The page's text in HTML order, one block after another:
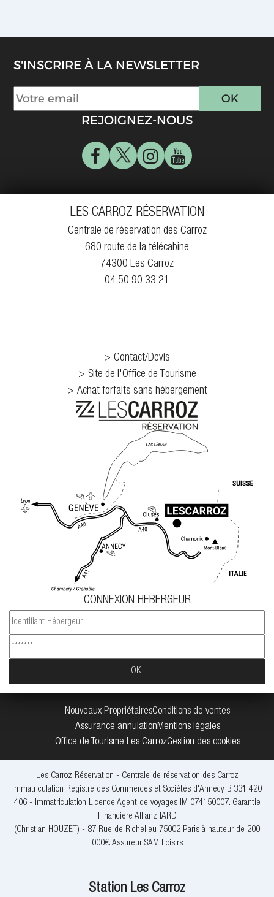
S'INSCRIRE À LA NEWSLETTER
REJOIGNEZ-NOUS
LES CARROZ RÉSERVATION
Centrale de réservation des Carroz
680 route de la télécabine
74300 Les Carroz
04 50 90 33 21
Contact/Devis
Site de l'Office de Tourisme
Achat forfaits sans hébergement
CONNEXION HEBERGEUR
Nouveaux PropriétairesConditions de ventes
Assurance annulationMentions légales
Office de Tourisme Les CarrozGestion des cookies
Les Carroz Réservation - Centrale de réservation des Carroz
Immatriculation Registre des Commerces et Sociétés d'Annecy B 331 420
406 - Immatriculation Licence Agent de voyages IM 074150007. Garantie
Financière Allianz IARD
(Christian HOUZET) - 87 Rue de Richelieu 75002 Paris à hauteur de 200
000€. Assureur SAM Loisirs
Station Les Carroz